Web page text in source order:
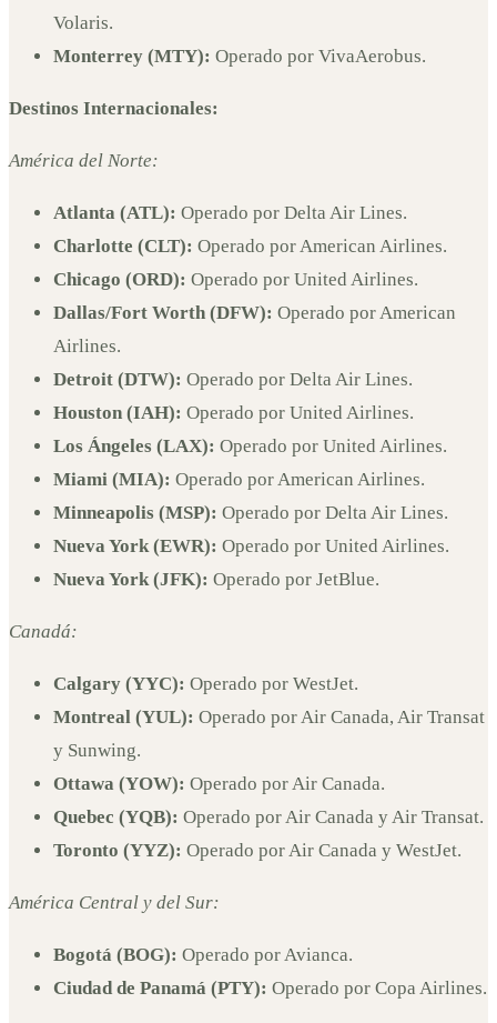
Volaris.
Monterrey (MTY): Operado por VivaAerobus.
Destinos Internacionales:
América del Norte:
Atlanta (ATL): Operado por Delta Air Lines.
Charlotte (CLT): Operado por American Airlines.
Chicago (ORD): Operado por United Airlines.
Dallas/Fort Worth (DFW): Operado por American
Airlines.
Detroit (DTW): Operado por Delta Air Lines.
Houston (IAH): Operado por United Airlines.
Los Ángeles (LAX): Operado por United Airlines.
Miami (MIA): Operado por American Airlines.
Minneapolis (MSP): Operado por Delta Air Lines.
Nueva York (EWR): Operado por United Airlines.
Nueva York (JFK): Operado por JetBlue.
Canadá:
Calgary (YYC): Operado por WestJet.
Montreal (YUL): Operado por Air Canada, Air Transat
y Sunwing.
Ottawa (YOW): Operado por Air Canada.
Quebec (YQB): Operado por Air Canada y Air Transat.
Toronto (YYZ): Operado por Air Canada y WestJet.
América Central y del Sur:
Bogotá (BOG): Operado por Avianca.
Ciudad de Panamá (PTY): Operado por Copa Airlines.